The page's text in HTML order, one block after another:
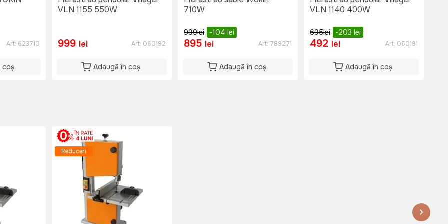
Art: 623710
coș
VLN 1155 550W
999 lei Art: 060192
Adaugă în coș
710W
999lei -104 lei
895 lei Art: 789271
Adaugă în coș
VLN 1140 400W
695lei -203 lei
492 lei Art: 060191
Adaugă în coș
Reduceri